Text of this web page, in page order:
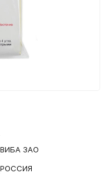
ВИБА ЗАО
РОССИЯ